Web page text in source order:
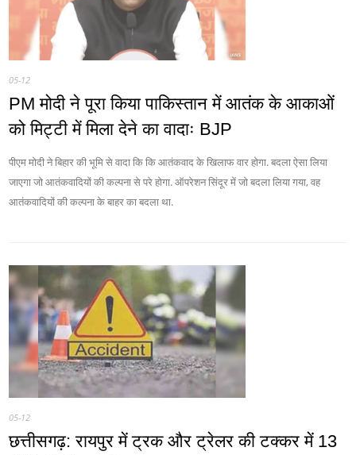
05-12
PM मोदी ने पूरा किया पाकिस्तान में आतंक के आकाओं
को मिट्टी में मिला देने का वादाः BJP
पीएम मोदी ने बिहार की भूमि से वादा कि कि आतंकवाद के खिलाफ वार होगा. बदला ऐसा लिया
जाएगा जो आतंकवादियों की कल्पना से परे होगा. ऑपरेशन सिंदूर में जो बदला लिया गया, वह
आतंकवादियों की कल्पना के बाहर का बदला था.
05-12
छत्तीसगढ़: रायपुर में ट्रक और ट्रेलर की टक्कर में 13